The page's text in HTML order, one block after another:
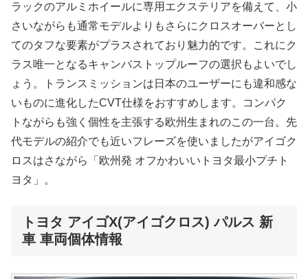
ラックのアルミホイールに専用エクステリアを備えて、小
さいながらも通常モデルよりもさらにクロスオーバーとし
てのタフな要素がプラスされており魅力的です。これにク
ラス唯一となるキャンバストップルーフの選択もよいでし
ょう。トランスミッションは日本のユーザーにも違和感な
いものに進化したCVT仕様をおすすめします。コンパク
トながらも強く個性を主張する欧州生まれのこの一台。先
代モデルの紹介でも近いフレーズを使いましたがアイゴク
ロスはさながら「欧州発 オフかわいいトヨタ最小プチト
ヨタ」。
トヨタ アイゴX(アイゴクロス) パルス 新
車 車両個体情報